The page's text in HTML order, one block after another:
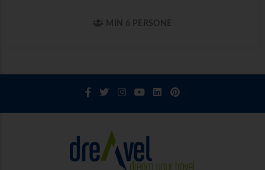
MIN 6 PERSONE